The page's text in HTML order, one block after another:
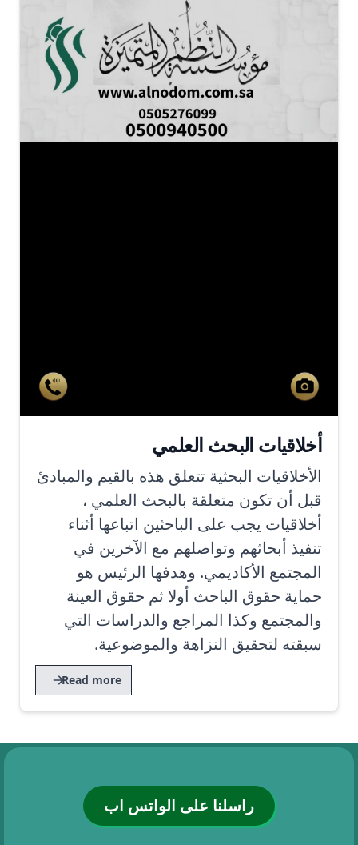
أخلاقيات البحث العلمي
الأخلاقيات البحثية تتعلق هذه بالقيم والمبادئ
قبل أن تكون متعلقة بالبحث العلمي ،
أخلاقيات يجب على الباحثين اتباعها أثناء
تنفيذ أبحاثهم وتواصلهم مع الآخرين في
المجتمع الأكاديمي. وهدفها الرئيس هو
حماية حقوق الباحث أولا ثم حقوق العينة
والمجتمع وكذا المراجع والدراسات التي
سبقته لتحقيق النزاهة والموضوعية.
Read more
راسلنا على الواتس اب